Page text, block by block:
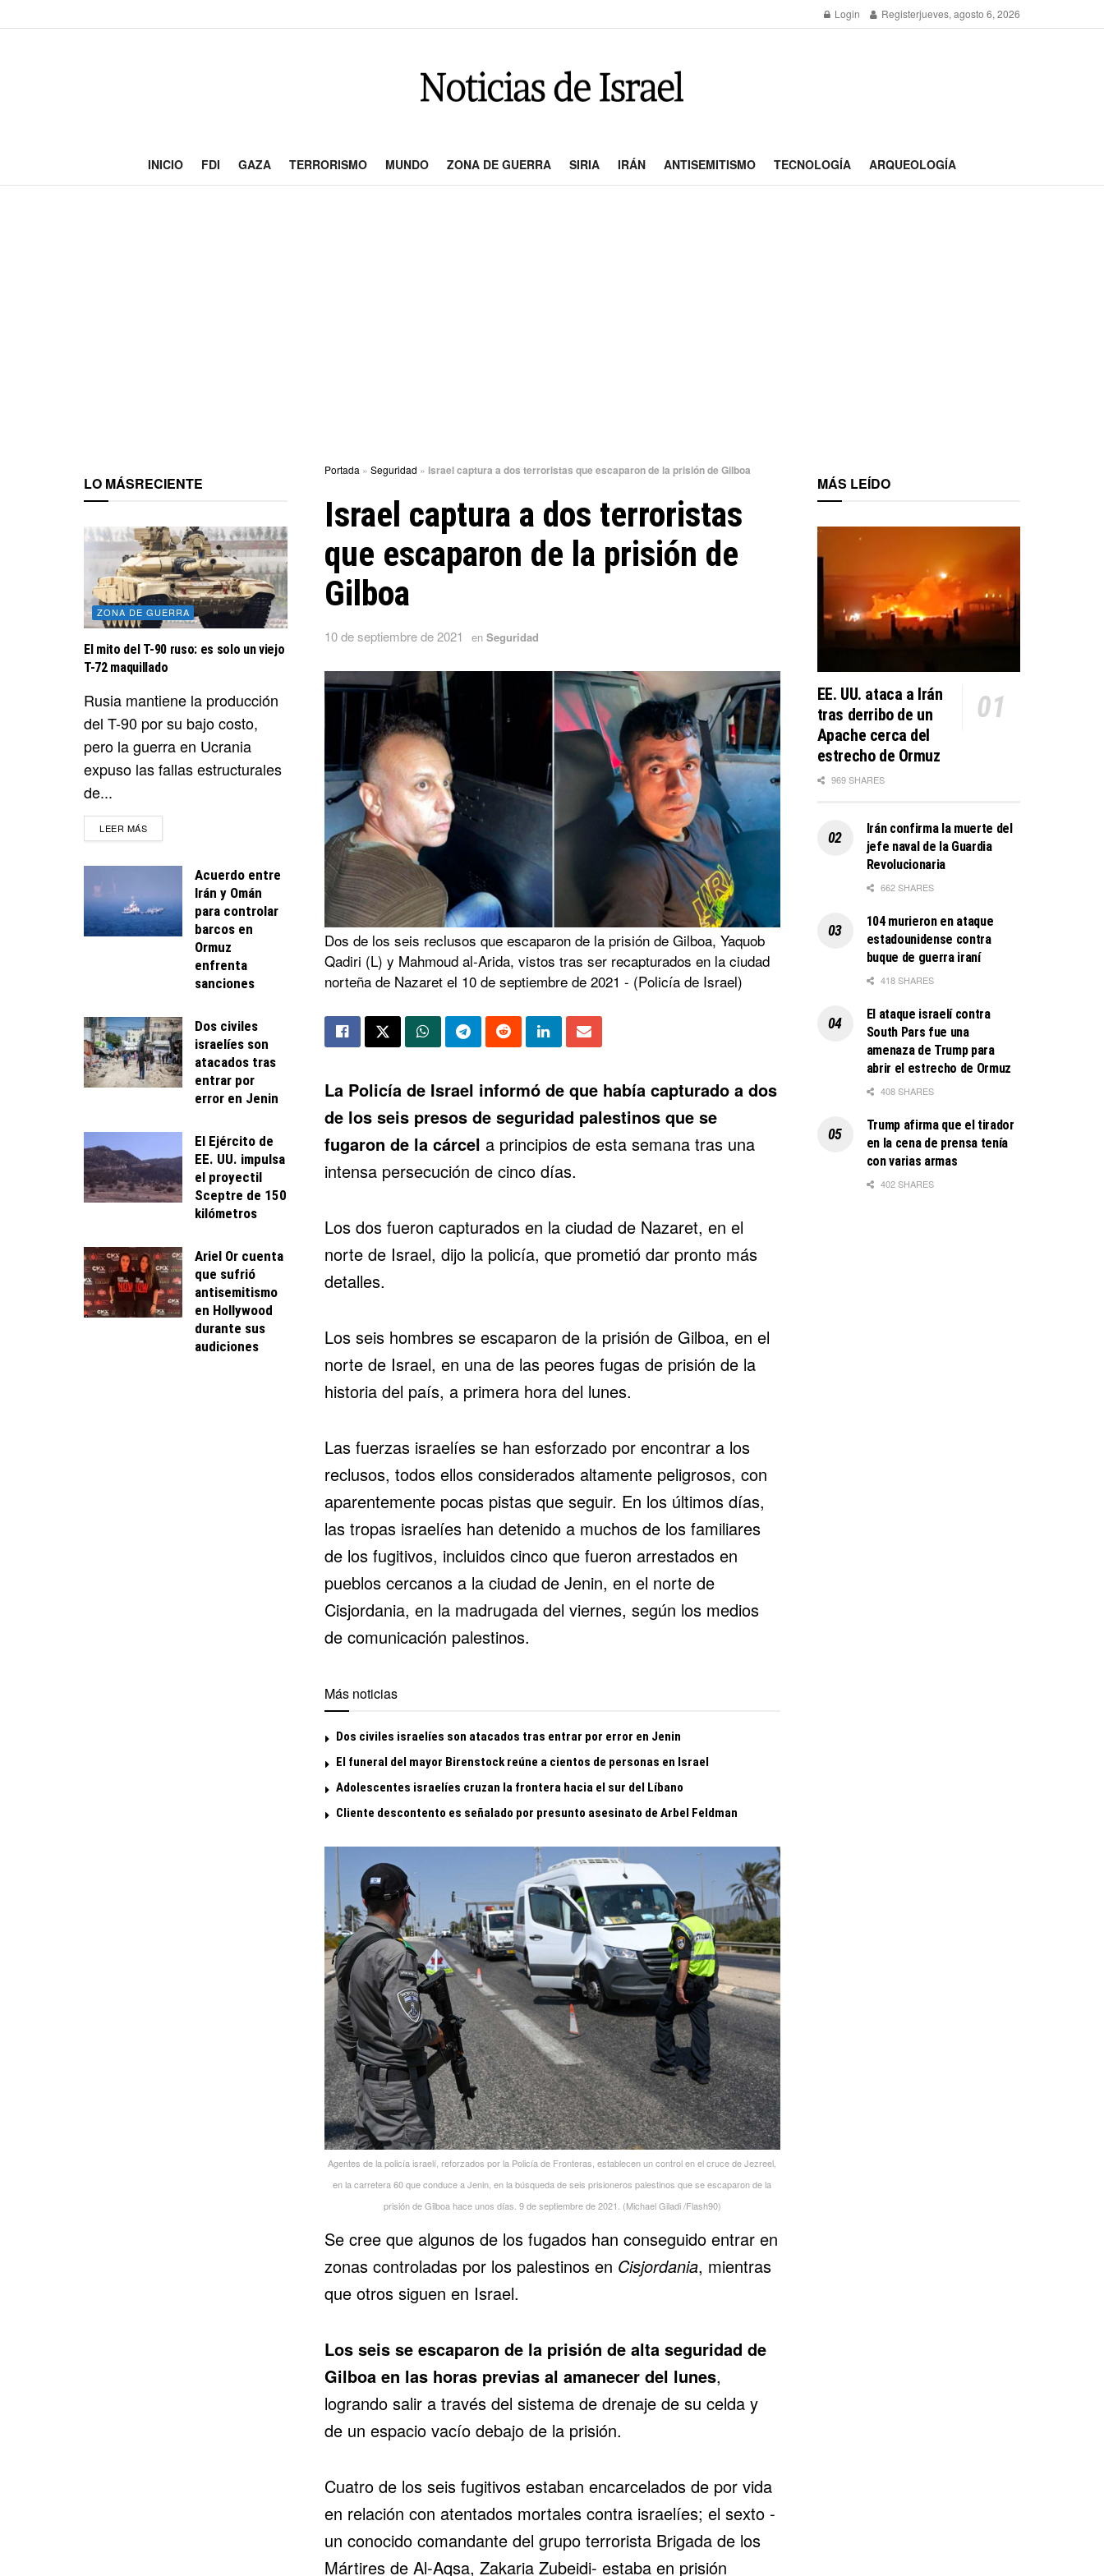
Login Registerjueves, agosto 6, 2026
INICIO FDI GAZA TERRORISMO MUNDO ZONA DE GUERRA SIRIA IRÁN ANTISEMITISMO TECNOLOGÍA ARQUEOLOGÍA
Portada » Seguridad » Israel captura a dos terroristas que escaparon de la prisión de Gilboa
Israel captura a dos terroristas
que escaparon de la prisión de
Gilboa
10 de septiembre de 2021 en Seguridad
Dos de los seis reclusos que escaparon de la prisión de Gilboa, Yaquob
Qadiri (L) y Mahmoud al-Arida, vistos tras ser recapturados en la ciudad
norteña de Nazaret el 10 de septiembre de 2021 - (Policía de Israel)
La Policía de Israel informó de que había capturado a dos
de los seis presos de seguridad palestinos que se
fugaron de la cárcel a principios de esta semana tras una
intensa persecución de cinco días.
Los dos fueron capturados en la ciudad de Nazaret, en el
norte de Israel, dijo la policía, que prometió dar pronto más
detalles.
Los seis hombres se escaparon de la prisión de Gilboa, en el
norte de Israel, en una de las peores fugas de prisión de la
historia del país, a primera hora del lunes.
Las fuerzas israelíes se han esforzado por encontrar a los
reclusos, todos ellos considerados altamente peligrosos, con
aparentemente pocas pistas que seguir. En los últimos días,
las tropas israelíes han detenido a muchos de los familiares
de los fugitivos, incluidos cinco que fueron arrestados en
pueblos cercanos a la ciudad de Jenin, en el norte de
Cisjordania, en la madrugada del viernes, según los medios
de comunicación palestinos.
Más noticias
Dos civiles israelíes son atacados tras entrar por error en Jenin
El funeral del mayor Birenstock reúne a cientos de personas en Israel
Adolescentes israelíes cruzan la frontera hacia el sur del Líbano
Cliente descontento es señalado por presunto asesinato de Arbel Feldman
Agentes de la policía israelí, reforzados por la Policía de Fronteras, establecen un control en el cruce de Jezreel,
en la carretera 60 que conduce a Jenin, en la búsqueda de seis prisioneros palestinos que se escaparon de la
prisión de Gilboa hace unos días. 9 de septiembre de 2021. (Michael Giladi /Flash90)
Se cree que algunos de los fugados han conseguido entrar en
zonas controladas por los palestinos en Cisjordania, mientras
que otros siguen en Israel.
Los seis se escaparon de la prisión de alta seguridad de
Gilboa en las horas previas al amanecer del lunes,
logrando salir a través del sistema de drenaje de su celda y
de un espacio vacío debajo de la prisión.
Cuatro de los seis fugitivos estaban encarcelados de por vida
en relación con atentados mortales contra israelíes; el sexto -
un conocido comandante del grupo terrorista Brigada de los
Mártires de Al-Aqsa, Zakaria Zubeidi- estaba en prisión
LO MÁSRECIENTE
ZONA DE GUERRA
El mito del T-90 ruso: es solo un viejo
T-72 maquillado
Rusia mantiene la producción
del T-90 por su bajo costo,
pero la guerra en Ucrania
expuso las fallas estructurales
de...
LEER MÁSDETAILS
Acuerdo entre
Irán y Omán
para controlar
barcos en
Ormuz
enfrenta
sanciones
Dos civiles
israelíes son
atacados tras
entrar por
error en Jenin
El Ejército de
EE. UU. impulsa
el proyectil
Sceptre de 150
kilómetros
Ariel Or cuenta
que sufrió
antisemitismo
en Hollywood
durante sus
audiciones
MÁS LEÍDO
EE. UU. ataca a Irán
tras derribo de un
Apache cerca del
estrecho de Ormuz
969 SHARES
Irán confirma la muerte del
jefe naval de la Guardia
Revolucionaria
662 SHARES
104 murieron en ataque
estadounidense contra
buque de guerra iraní
418 SHARES
El ataque israelí contra
South Pars fue una
amenaza de Trump para
abrir el estrecho de Ormuz
408 SHARES
Trump afirma que el tirador
en la cena de prensa tenía
con varias armas
402 SHARES